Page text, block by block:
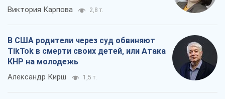
Виктория Карпова 2,8 т.
В США родители через суд обвиняют
TikTok в смерти своих детей, или Атака
КНР на молодежь
Александр Кирш 1,5 т.